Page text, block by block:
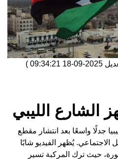
2025-09-18 09:34:21
)
الشارع الليبي
جدلًا واسعًا بعد انتشار مقطع
يُظهر الفيديو شابًا
حيث ترك المركبة تسير